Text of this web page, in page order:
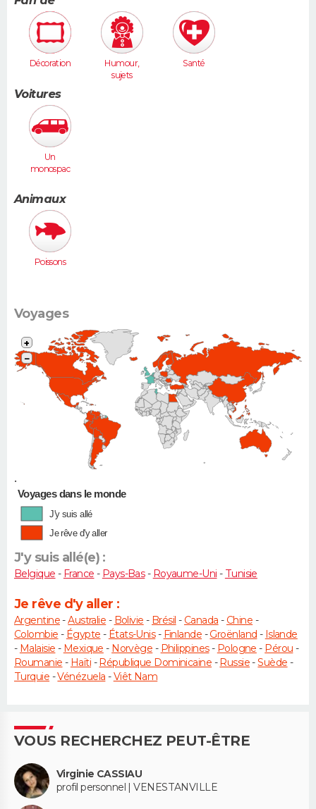
Décoration
Humour,
sujets
Santé
Voitures
Un
monospac
Xsara
Picasso...)
Animaux
Poissons
Voyages
•
+
−
Voyages dans le monde
J'y suis allé
Je rêve d'y aller
J'y suis allé(e) :
Belgique - France - Pays-Bas- Royaume-Uni - Tunisie
Je rêve d'y aller :
Argentine-Australie - Bolivie - Brésil - Canada - Chine -
Colombie - Égypte - États-Unis- Finlande -Groënland - Islande
- Malaisie - Mexique - Norvège - Philippines- Pologne - Pérou -
Roumanie - Haïti -République Dominicaine -Russie-Suède -
Turquie -Vénézuela -Viêt Nam
VOUS RECHERCHEZ PEUT-ÊTRE
Virginie CASSIAU
profil personnel | VENESTANVILLE